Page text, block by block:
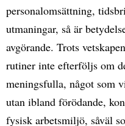
personalomsättning,
utmaningar, så är
avgörande. Trots
rutiner inte efterföljs om
meningsfulla, något som
utan ibland förödande,
fysisk arbetsmiljö, såväl